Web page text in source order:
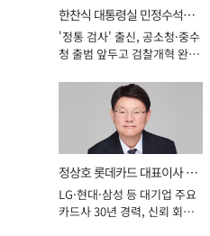
한찬식 대통령실 민정수석비
서관
'정통 검사' 출신, 공소청·중수
청 출범 앞두고 검찰개혁 완수
정상호 롯데카드 대표이사 사
장
LG·현대·삼성 등 대기업 주요
카드사 30년 경력, 신뢰 회복